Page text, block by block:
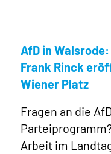
AfD in
Frank Rinck
Wiener Platz
Fragen an die
Arbeit im